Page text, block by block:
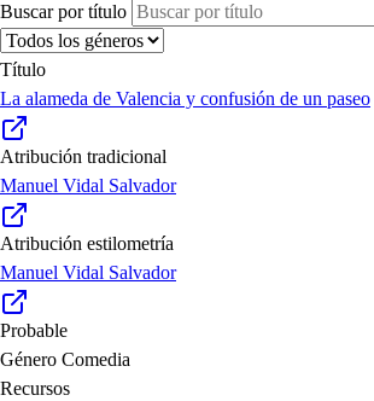
Buscar por título
Título
La alameda de Valencia y confusión de un paseo
Atribución tradicional
Manuel Vidal Salvador
Atribución estilometría
Manuel Vidal Salvador
Probable
Género Comedia
Recursos